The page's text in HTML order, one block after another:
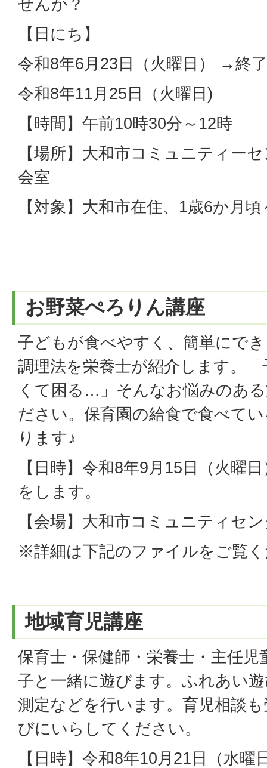
せんか？
【日にち】
令和8年6月23日（火曜日） →終
令和8年11月25日（火曜日)
【時間】午前10時30分～12時
【場所】大和市コミュニティー
会室
【対象】大和市在住、1歳6か月
お野菜ぺろりん講座
子どもが食べやすく、簡単にで
調理法を栄養士が紹介します。
くて困る…」そんなお悩みのあ
ださい。保育園の給食で食べて
ります♪
【日時】令和8年9月15日（火曜
をします。
【会場】大和市コミュニティセ
※詳細は下記のファイルをご覧
地域育児講座
保育士・保健師・栄養士・主任
子と一緒に遊びます。ふれあい
測定などを行います。育児相談
びにいらしてください。
【日時】令和8年10月21日（水曜